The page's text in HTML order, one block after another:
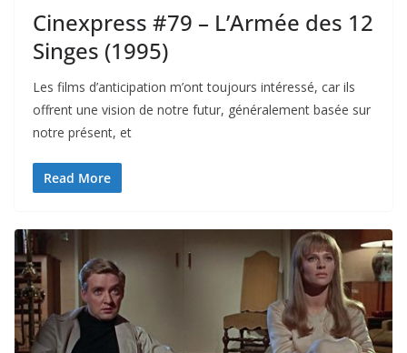
Cinexpress #79 – L’Armée des 12
Singes (1995)
Les films d’anticipation m’ont toujours intéressé, car ils
offrent une vision de notre futur, généralement basée sur
notre présent, et
Read More